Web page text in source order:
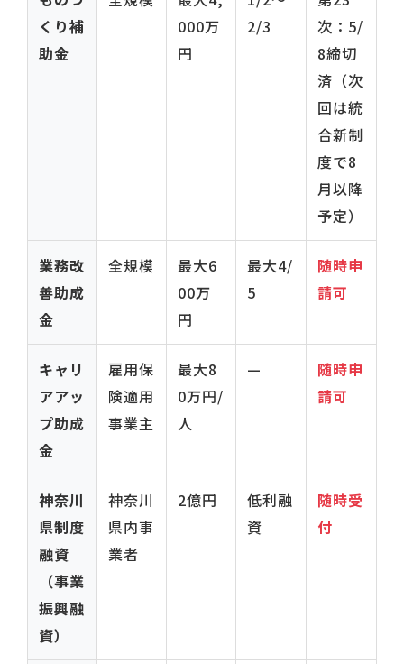
くり補
助金
000万
円
2/3
次：5/
8締切
済（次
回は統
合新制
度で8
月以降
予定）
業務改
善助成
金
全規模
最大6
00万
円
最大4/
5
随時申
請可
キャリ
アアッ
プ助成
金
雇用保
険適用
事業主
最大8
0万円/
人
—
随時申
請可
神奈川
県制度
融資
（事業
振興融
資）
神奈川
県内事
業者
2億円
低利融
資
随時受
付